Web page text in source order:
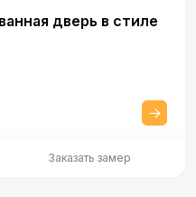
дверь в стиле
Заказать замер